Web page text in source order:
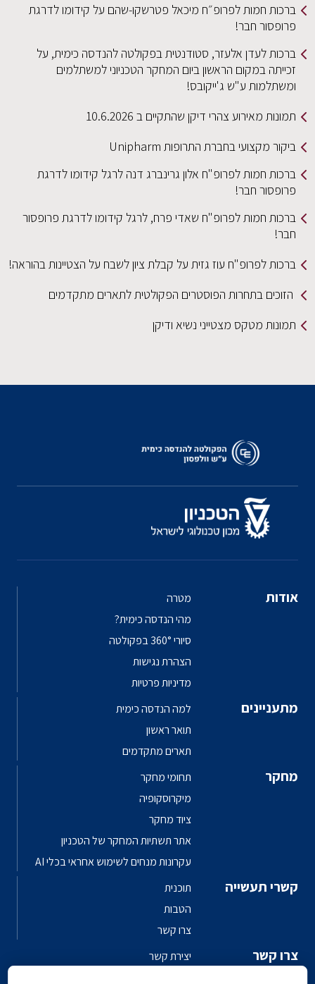
ברכות חמות לפרופ״ח מיכאל פטרשקו-שהם על קידומו לדרגת
פרופסור חבר!
ברכות לעדן אלעזר, סטודנטית בפקולטה להנדסה כימית, על
זכייתה במקום הראשון ביום המחקר הטכניוני למשתלמים
ומשתלמות ע"ש ג'ייקובס!
תמונות מאירוע צהרי דיקן שהתקיים ב 10.6.2026
ביקור מקצועי בחברת התרופות Unipharm
ברכות חמות לפרופ"ח אלון גרינברג דנה לרגל קידומו לדרגת
פרופסור חבר!
ברכות חמות לפרופ"ח שאדי פרח, לרגל קידומו לדרגת פרופסור
חבר!
ברכות לפרופ"ח עוז גזית על קבלת ציון לשבח על הצטיינות בהוראה!
הזוכים בתחרות הפוסטרים הפקולטית לתארים מתקדמים
תמונות מטקס מצטייני נשיא ודיקן
אודות
מטרה
מהי הנדסה כימית?
סיורי 360° בפקולטה
הצהרת נגישות
מדיניות פרטיות
מתעניינים
למה הנדסה כימית
תואר ראשון
תארים מתקדמים
מחקר
תחומי מחקר
מיקרוסקופיה
ציוד מחקר
אתר תשתיות המחקר של הטכניון
עקרונות מנחים לשימוש אחראי בכלי AI
קשרי תעשייה
תוכנית
הטבות
צרו קשר
צרו קשר
יצירת קשר